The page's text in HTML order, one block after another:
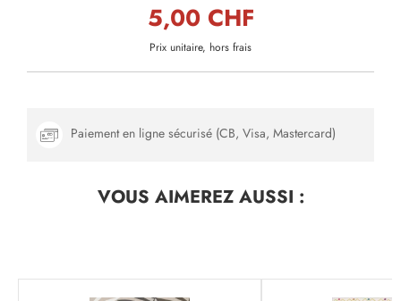
5,00 CHF
Prix unitaire, hors frais
Paiement en ligne sécurisé (CB, Visa, Mastercard)
VOUS AIMEREZAUSSI :